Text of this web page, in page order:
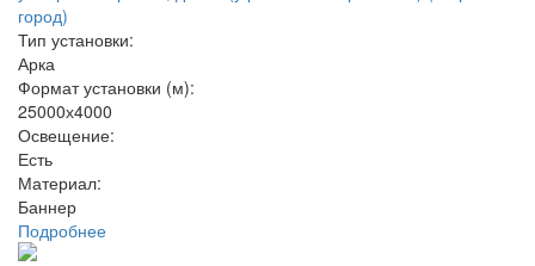
город)
Тип установки:
Арка
Формат установки (м):
25000х4000
Освещение:
Есть
Материал:
Баннер
Подробнее